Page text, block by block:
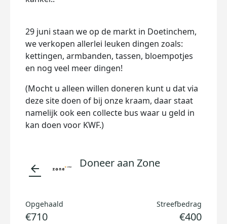
29 juni staan we op de markt in Doetinchem,
we verkopen allerlei leuken dingen zoals:
kettingen, armbanden, tassen, bloempotjes
en nog veel meer dingen!
(Mocht u alleen willen doneren kunt u dat via
deze site doen of bij onze kraam, daar staat
namelijk ook een collecte bus waar u geld in
kan doen voor KWF.)
arrow_back Doneer aan Zone
Opgehaald
€710
Streefbedrag
€400